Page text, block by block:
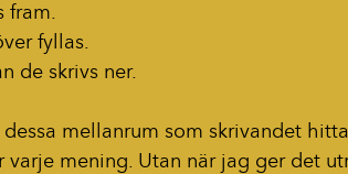
fram.
fyllas.
de skrivs ner.
mellanrum som skrivandet
varje mening. Utan när jag ger det